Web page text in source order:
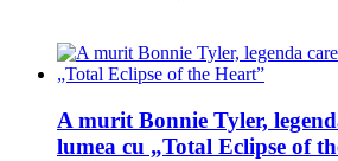
A murit Bonnie Tyler,
lumea cu „Total Eclipse of